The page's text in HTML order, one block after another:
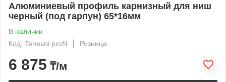
Алюминиевый профиль карнизный для ниш
черный (под гарпун) 65*16мм
В наличии
Код: Tenevoi profil
Розница
6 875 ₸/м